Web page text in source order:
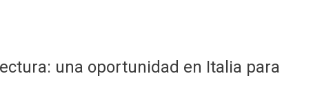
una oportunidad en Italia para